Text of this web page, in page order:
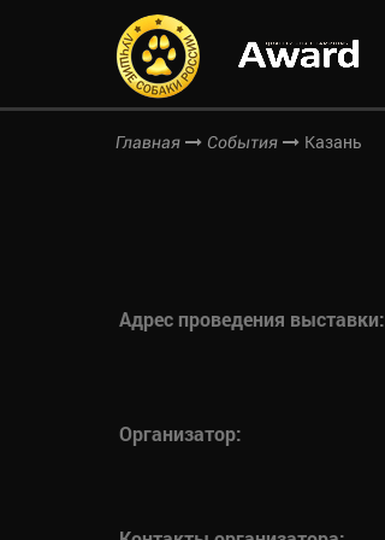
Главная События Казань
Адрес проведения выставки:
Организатор: